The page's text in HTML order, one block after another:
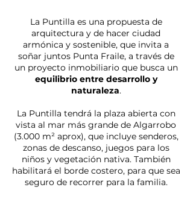
La Puntilla es una propuesta de
arquitectura y de hacer ciudad
armónica y sostenible, que invita a
soñar juntos Punta Fraile, a través de
un proyecto inmobiliario que busca un
equilibrio entre desarrollo y
naturaleza.
La Puntilla tendrá la plaza abierta con
vista al mar más grande de Algarrobo
(3.000 m² aprox), que incluye senderos,
zonas de descanso, juegos para los
niños y vegetación nativa. También
habilitará el borde costero, para que sea
seguro de recorrer para la familia.